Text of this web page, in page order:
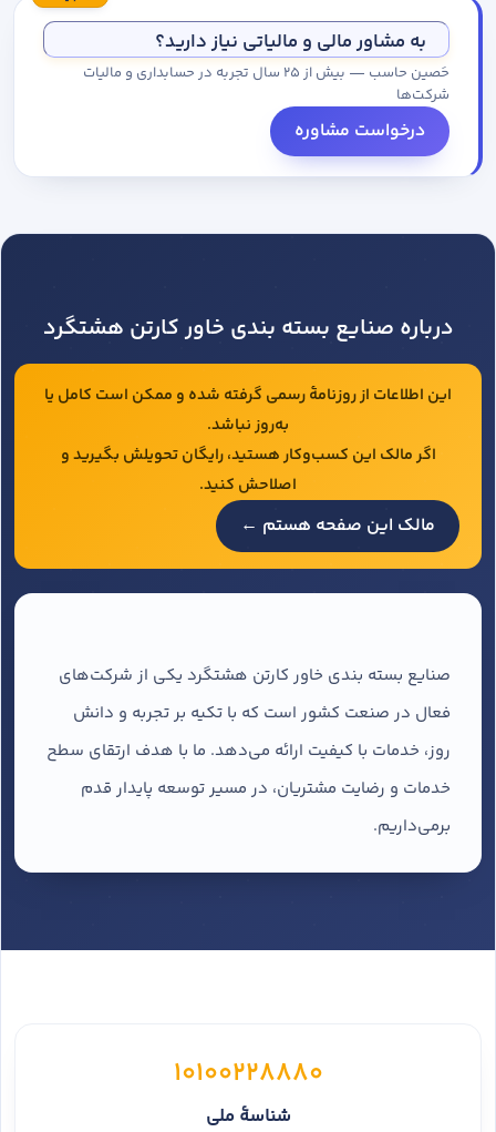
به مشاور مالی و مالیاتی نیاز دارید؟
حَصین حاسب — بیش از ۲۵ سال تجربه در حسابداری و مالیات
شرکت‌ها
درخواست مشاوره
درباره صنایع بسته بندی خاور کارتن هشتگرد
این اطلاعات از روزنامهٔ رسمی گرفته شده و ممکن است کامل یا
به‌روز نباشد.
اگر مالک این کسب‌وکار هستید، رایگان تحویلش بگیرید و
اصلاحش کنید.
مالک این صفحه هستم ←
صنایع بسته بندی خاور کارتن هشتگرد یکی از شرکت‌های
فعال در صنعت کشور است که با تکیه بر تجربه و دانش
روز، خدمات با کیفیت ارائه می‌دهد. ما با هدف ارتقای سطح
خدمات و رضایت مشتریان، در مسیر توسعه پایدار قدم
برمی‌داریم.
10100228880
شناسهٔ ملی